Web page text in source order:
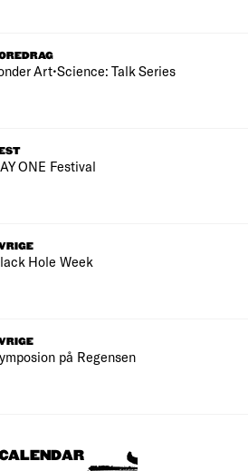
Art•Science: Talk Series
ONE Festival
Hole Week
på Regensen